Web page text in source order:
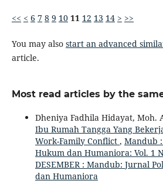
<< < 6 7 8 9 10 11 12 13 14 > >>
You may also start an advanced
article.
Most read articles by the
Dheniya Fadhila Hidayat, Moh.
Ibu Rumah Tangga Yang
Work-Family Conflict , Mandub
Hukum dan Humaniora: Vol. 1
DESEMBER : Mandub: Jurnal
dan Humaniora